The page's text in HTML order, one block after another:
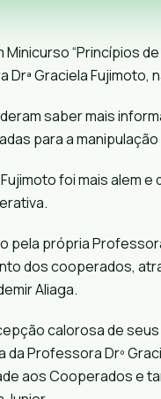
“Princípios
DrªGraciela Fujimoto,
saber mais
para a
foi mais alem e
pela própria
dos cooperados,
Aliaga.
calorosa de
da Professora Drº
aos Cooperados e